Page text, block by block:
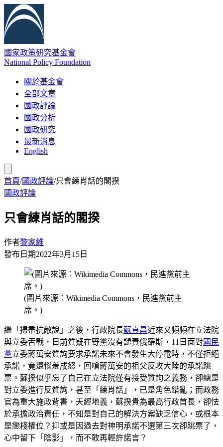
國家政策研究基金會
National Policy Foundation
關於基金會
全部文章
國政評論
國政分析
國政研究
最新消息
English
首頁/國政評論/只會練肖話的閣揆
國政評論
只會練肖話的閣揆
作者黎家維
發布日期2022年3月15日
(圖片來源：Wikimedia Commons，民進黨前主
席。)
繼「掃帚抗敵說」之後，行政院長蘇貞昌近來又頻頻在立法院
與立委舌戰，日前質疑在野黨沒有譴責俄羅斯，11日面對國民
黨立委蔣萬安質詢要求承諾未來不會發生大停電時，不僅拒絕
承諾，竟還惱羞成怒，回嗆蔣萬安的祖父反攻大陸的承諾跳
票。蘇揆似乎忘了自己在立法院僅有接受質詢之義務，卻總是
對立委進行反質詢，甚至「練肖話」，已是角色錯亂；而政務
官為重大施政背書，天經地義，蘇揆貴為最高行政首長，卻怯
於承擔政治責任，不知是對自己的解決方案缺乏信心，或根本
是戀棧權位？抑或是因過去對神明承諾不選第三次卻跳票了，
心中留下「陰影」，而不敢再輕許諾言？